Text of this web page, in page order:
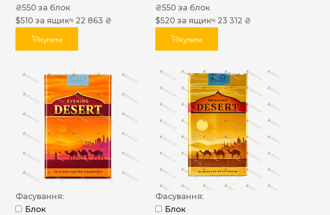
₴550 за блок
$510 за ящик≈ 22 863 ₴
Купити
₴550 за блок
$520 за ящик≈ 23 312 ₴
Купити
Фасування:
Блок
Фасування:
Блок